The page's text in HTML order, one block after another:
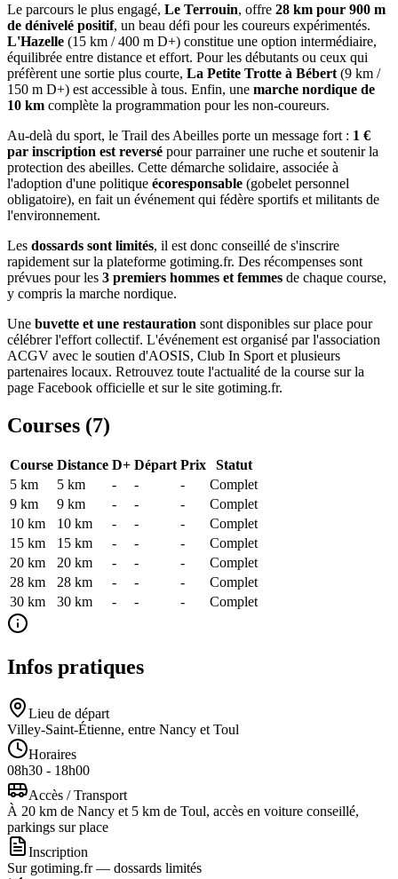
Le parcours le plus engagé, Le Terrouin, offre 28 km pour 900 m
de dénivelé positif, un beau défi pour les coureurs expérimentés.
L'Hazelle (15 km / 400 m D+) constitue une option intermédiaire,
équilibrée entre distance et effort. Pour les débutants ou ceux qui
préfèrent une sortie plus courte, La Petite Trotte à Bébert (9 km /
150 m D+) est accessible à tous. Enfin, une marche nordique de
10 km complète la programmation pour les non-coureurs.
Au-delà du sport, le Trail des Abeilles porte un message fort : 1 €
par inscription est reversé pour parrainer une ruche et soutenir la
protection des abeilles. Cette démarche solidaire, associée à
l'adoption d'une politique écoresponsable (gobelet personnel
obligatoire), en fait un événement qui fédère sportifs et militants de
l'environnement.
Les dossards sont limités, il est donc conseillé de s'inscrire
rapidement sur la plateforme gotiming.fr. Des récompenses sont
prévues pour les 3 premiers hommes et femmes de chaque course,
y compris la marche nordique.
Une buvette et une restauration sont disponibles sur place pour
célébrer l'effort collectif. L'événement est organisé par l'association
ACGV avec le soutien d'AOSIS, Club In Sport et plusieurs
partenaires locaux. Retrouvez toute l'actualité de la course sur la
page Facebook officielle et sur le site gotiming.fr.
Courses (7)
Course Distance D+ Départ Prix
Statut
5 km
5 km - - -
Complet
9 km
9 km - - -
Complet
10 km
10 km - - -
Complet
15 km
15 km - - -
Complet
20 km
20 km - - -
Complet
28 km
28 km - - -
Complet
30 km
30 km - - - Complet
Infos pratiques
Lieu de départ
Villey-Saint-Étienne, entre Nancy et Toul
Horaires
08h30 - 18h00
Accès / Transport
À 20 km de Nancy et 5 km de Toul, accès en voiture conseillé,
parkings sur place
Inscription
Sur gotiming.fr — dossards limités